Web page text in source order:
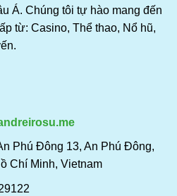
Á. Chúng tôi tự hào mang đến
từ: Casino, Thể thao, Nổ hũ,
Phú Đông 13, An Phú Đông,
Chí Minh, Vietnam